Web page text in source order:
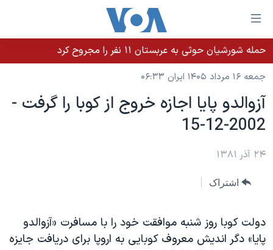
لینکهای
قابل
دسترسی
جهش
محتوای
اصلی
به
اصلی
به
جستجو
خانه
نسخه سبک وب‌سایت
موضوع ها
ایران
آمریکا
گزیده‌ها
ویژه برنامه‌ها
برنامه های تلویزیونی
جدول برنامه ها
صفحه‌های ویژه
عملیات خشم حماسی
۲۵۰سالگی آمریکا
پخش رادیویی
حمله شورشیان حوثی به عربستان ۱۱ نفر را مجروح کرد
جمعه ۱۶ مرداد ۱۴۰۵ ایران ۰۶:۳۳
آزوالدو پايا اجازه خروج از کوبا را گرفت -
2002-12-15
۲۴ آذر ۱۳۸۱
اشتراک
دولت کوبا روز شنبه موافقت خود را با مسافرت «آزوالدو
پايا» دگر انديش معروف کوبايی به اروپا برای دريافت جايزه